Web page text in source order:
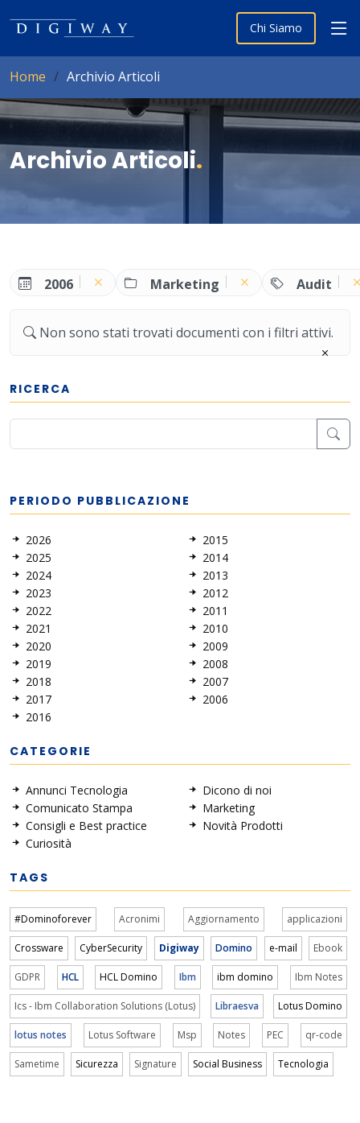
Chi Siamo
Home Archivio Articoli
Archivio Articoli.
2006 Marketing Audit
Non sono stati trovati documenti con i filtri attivi.
RICERCA
PERIODO PUBBLICAZIONE
2026
2025
2024
2023
2022
2021
2020
2019
2018
2017
2016
2015
2014
2013
2012
2011
2010
2009
2008
2007
2006
CATEGORIE
Annunci Tecnologia
Comunicato Stampa
Consigli e Best practice
Curiosità
Dicono di noi
Marketing
Novità Prodotti
TAGS
#Dominoforever Acronimi Aggiornamento applicazioni
Crossware CyberSecurity Digiway Domino e-mail Ebook
GDPR HCL HCL Domino Ibm ibm domino Ibm Notes
Ics - Ibm Collaboration Solutions (Lotus) Libraesva Lotus Domino
lotus notes Lotus Software Msp Notes PEC qr-code
Sametime Sicurezza Signature Social Business Tecnologia